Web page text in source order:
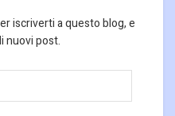
iscriverti a questo blog, e
nuovi post.